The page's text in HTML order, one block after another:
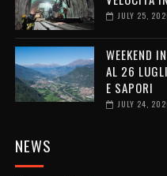
JULY 25,
WEEKEND
AL 26
E SAPORI
JULY 24,
NEWS